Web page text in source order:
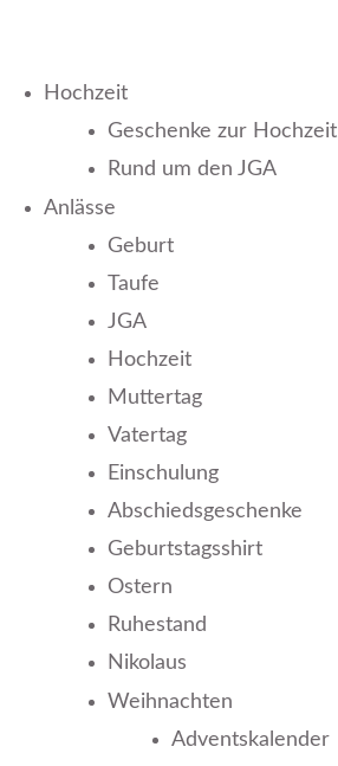
Hochzeit
Geschenke zur Hochzeit
Rund um den JGA
Anlässe
Geburt
Taufe
JGA
Hochzeit
Muttertag
Vatertag
Einschulung
Abschiedsgeschenke
Geburtstagsshirt
Ostern
Ruhestand
Nikolaus
Weihnachten
Adventskalender